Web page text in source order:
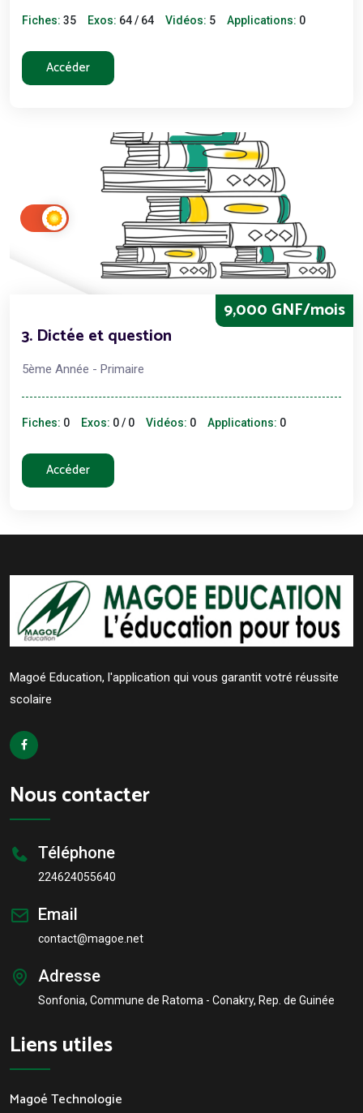
Fiches: 35 Exos: 64 / 64 Vidéos: 5 Applications: 0
Accéder
9,000 GNF/mois
3. Dictée et question
5ème Année - Primaire
Fiches: 0 Exos: 0 / 0 Vidéos: 0 Applications: 0
Accéder
Magoé Education, l'application qui vous garantit votré réussite
scolaire
Nous contacter
Téléphone
224624055640
Email
contact@magoe.net
Adresse
Sonfonia, Commune de Ratoma - Conakry, Rep. de Guinée
Liens utiles
Magoé Technologie